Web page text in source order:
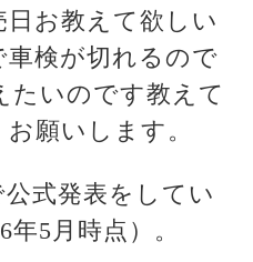
お教えて欲しい
車検が切れるので
たいのです教えて
願いします。
式発表をしてい
5月時点）。